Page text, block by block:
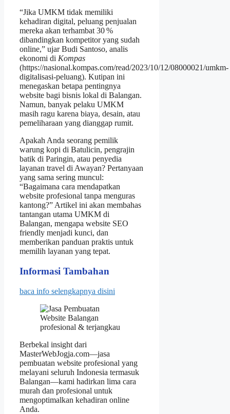
“Jika UMKM tidak memiliki
kehadiran digital, peluang penjualan
mereka akan terhambat 30 %
dibandingkan kompetitor yang sudah
online,” ujar Budi Santoso, analis
ekonomi di Kompas
(https://nasional.kompas.com/read/2023/10/12/08000021/umkm-
digitalisasi-peluang). Kutipan ini
menegaskan betapa pentingnya
website bagi bisnis lokal di Balangan.
Namun, banyak pelaku UMKM
masih ragu karena biaya, desain, atau
pemeliharaan yang dianggap rumit.
Apakah Anda seorang pemilik
warung kopi di Batulicin, pengrajin
batik di Paringin, atau penyedia
layanan travel di Awayan? Pertanyaan
yang sama sering muncul:
“Bagaimana cara mendapatkan
website profesional tanpa menguras
kantong?” Artikel ini akan membahas
tantangan utama UMKM di
Balangan, mengapa website SEO
friendly menjadi kunci, dan
memberikan panduan praktis untuk
memilih layanan yang tepat.
Informasi Tambahan
baca info selengkapnya disini
Berbekal insight dari
MasterWebJogja.com—jasa
pembuatan website profesional yang
melayani seluruh Indonesia termasuk
Balangan—kami hadirkan lima cara
murah dan profesional untuk
mengoptimalkan kehadiran online
Anda.